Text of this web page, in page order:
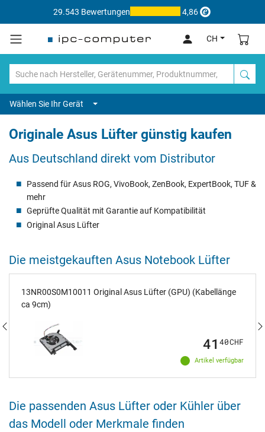
29.543 Bewertungen 4,86
CH
Wählen Sie Ihr Gerät
Originale Asus Lüfter günstig kaufen
Aus Deutschland direkt vom Distributor
Passend für Asus ROG, VivoBook, ZenBook, ExpertBook, TUF &
mehr
Geprüfte Qualität mit Garantie auf Kompatibilität
Original Asus Lüfter
Die meistgekauften Asus Notebook Lüfter
13NR00S0M10011 Original Asus Lüfter (GPU) (Kabellänge
ca 9cm)
Artikel verfügbar
41 40CHF
Die passenden Asus Lüfter oder Kühler über
das Modell oder Merkmale finden